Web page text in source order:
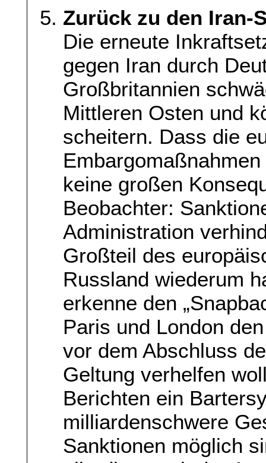
Zurück zu den Iran-
Die erneute
gegen Iran durch
Großbritannien
Mittleren Osten und
scheitern. Dass die
keine großen
Beobachter:
Administration
Großteil des
Russland wiederum
erkenne den
Paris und London
vor dem Abschluss
Geltung verhelfen
Berichten ein
milliardenschwere
Sanktionen möglich